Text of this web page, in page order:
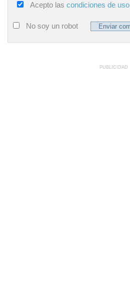
Acepto las condiciones de uso
No soy un robot
PUBLICIDAD